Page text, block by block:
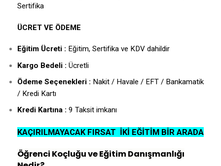
Sertifika
ÜCRET VE ÖDEME
Eğitim Ücreti : Eğitim, Sertifika ve KDV dahildir
Kargo Bedeli : Ücretli
Ödeme Seçenekleri : Nakit / Havale / EFT / Bankamatik
/ Kredi Kartı
Kredi Kartına : 9 Taksit imkanı
KAÇIRILMAYACAK FIRSAT İKİ EĞİTİM BİR ARADA
Öğrenci Koçluğu ve Eğitim Danışmanlığı